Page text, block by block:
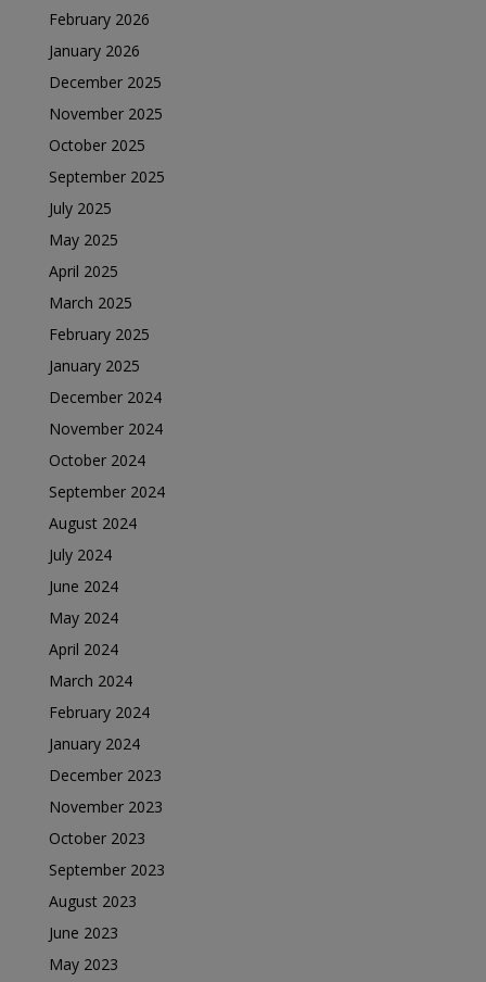
February 2026
January 2026
December 2025
November 2025
October 2025
September 2025
July 2025
May 2025
April 2025
March 2025
February 2025
January 2025
December 2024
November 2024
October 2024
September 2024
August 2024
July 2024
June 2024
May 2024
April 2024
March 2024
February 2024
January 2024
December 2023
November 2023
October 2023
September 2023
August 2023
June 2023
May 2023